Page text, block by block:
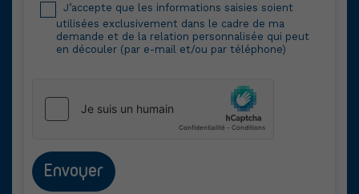
J’accepte que les informations saisies soient
utilisées exclusivement dans le cadre de ma
demande et de la relation personnalisée qui peut
en découler (par e-mail et/ou par téléphone)
Envoyer